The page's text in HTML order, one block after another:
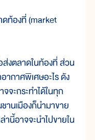
องที่ (market
งตลาดในท้องที่ ส่วน
กาศพิเศษอะไร ดัง
จะกระทำได้ในทุก
นเมืองก็นำมาขาย
านี้อาจจะนำไปขายใน